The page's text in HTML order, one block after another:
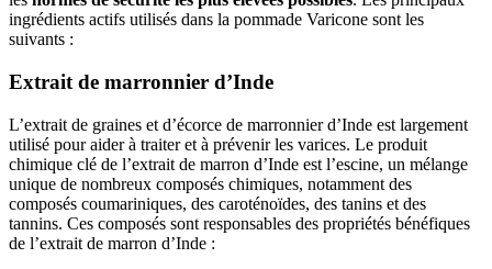
ingrédients actifs utilisés dans la pommade Varicone sont les
suivants :
Extrait de marronnier d’Inde
L’extrait de graines et d’écorce de marronnier d’Inde est largement
utilisé pour aider à traiter et à prévenir les varices. Le produit
chimique clé de l’extrait de marron d’Inde est l’escine, un mélange
unique de nombreux composés chimiques, notamment des
composés coumariniques, des caroténoïdes, des tanins et des
tannins. Ces composés sont responsables des propriétés bénéfiques
de l’extrait de marron d’Inde :